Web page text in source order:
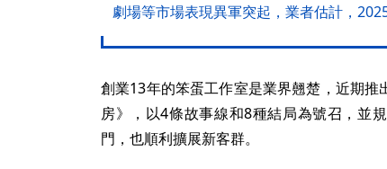
劇場等市場表現異軍突起，業者估計，
創業13年的笨蛋工作室是業界翹楚，近期
房》，以4條故事線和8種結局為號召，並
門，也順利擴展新客群。